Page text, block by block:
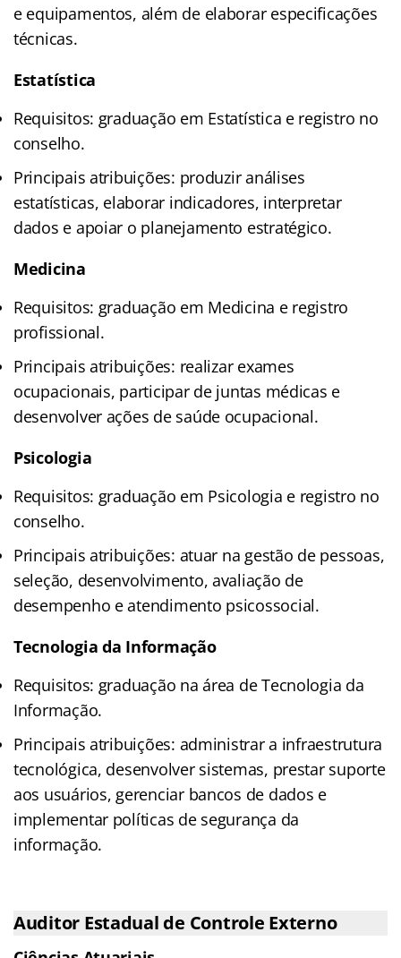
e equipamentos, além de elaborar especificações
técnicas.
Estatística
Requisitos: graduação em Estatística e registro no
conselho.
Principais atribuições: produzir análises
estatísticas, elaborar indicadores, interpretar
dados e apoiar o planejamento estratégico.
Medicina
Requisitos: graduação em Medicina e registro
profissional.
Principais atribuições: realizar exames
ocupacionais, participar de juntas médicas e
desenvolver ações de saúde ocupacional.
Psicologia
Requisitos: graduação em Psicologia e registro no
conselho.
Principais atribuições: atuar na gestão de pessoas,
seleção, desenvolvimento, avaliação de
desempenho e atendimento psicossocial.
Tecnologia da Informação
Requisitos: graduação na área de Tecnologia da
Informação.
Principais atribuições: administrar a infraestrutura
tecnológica, desenvolver sistemas, prestar suporte
aos usuários, gerenciar bancos de dados e
implementar políticas de segurança da
informação.
Auditor Estadual de Controle Externo